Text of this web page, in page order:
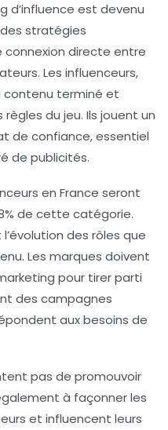
d’influence est devenu
stratégies
connexion directe entre
Les influenceurs,
contenu terminé et
du jeu. Ils jouent un
de confiance, essentiel
de publicités.
en France seront
de cette catégorie.
des rôles que
Les marques doivent
pour tirer parti
des campagnes
aux besoins de
pas de promouvoir
à façonner les
et influencent leurs